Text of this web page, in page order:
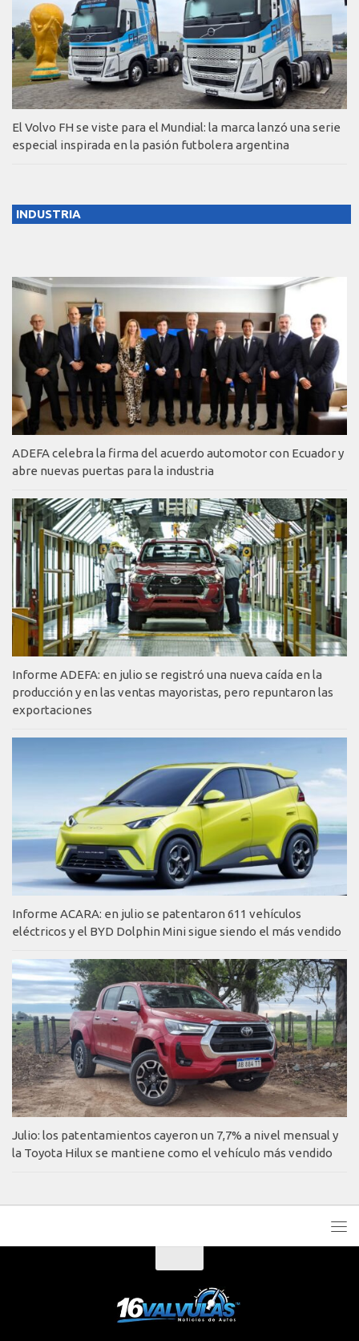
El Volvo FH se viste para el Mundial: la marca lanzó una serie
especial inspirada en la pasión futbolera argentina
INDUSTRIA
ADEFA celebra la firma del acuerdo automotor con Ecuador y
abre nuevas puertas para la industria
Informe ADEFA: en julio se registró una nueva caída en la
producción y en las ventas mayoristas, pero repuntaron las
exportaciones
Informe ACARA: en julio se patentaron 611 vehículos
eléctricos y el BYD Dolphin Mini sigue siendo el más vendido
Julio: los patentamientos cayeron un 7,7% a nivel mensual y
la Toyota Hilux se mantiene como el vehículo más vendido